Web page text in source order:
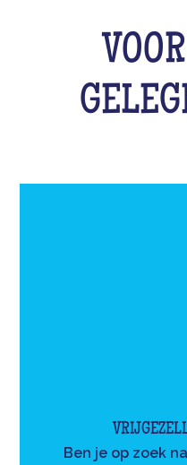
Ben je op zoek